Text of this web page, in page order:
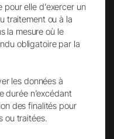
pour elle d’exercer un
traitement ou à la
la mesure où le
obligatoire par la
les données à
durée n’excédant
des finalités pour
ou traitées.